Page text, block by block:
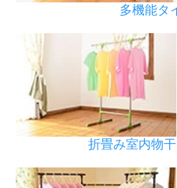
多機能タ
折畳み室内物